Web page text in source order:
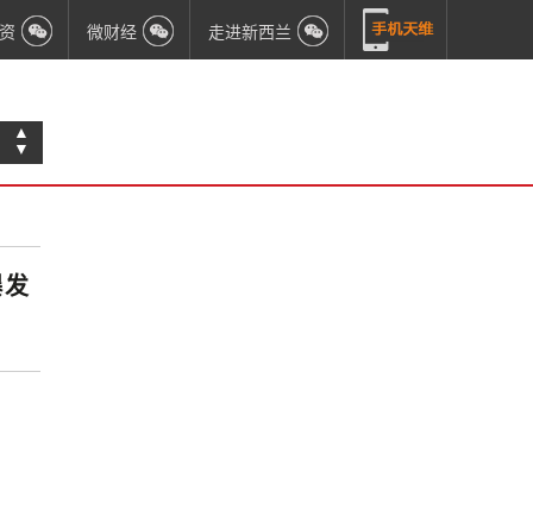
微财经 走进新西兰
▲
▼